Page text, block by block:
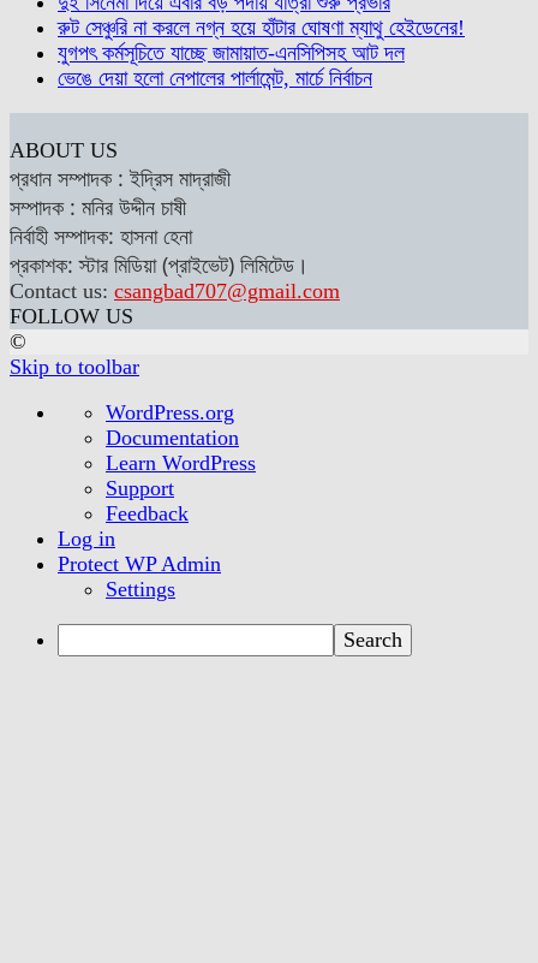
রুট সেঞ্চুরি না করলে নগ্ন হয়ে হাঁটার ঘোষণা ম্যাথু হেইডেনের!
যুগপৎ কর্মসূচিতে যাচ্ছে জামায়াত-এনসিপিসহ আট দল
ভেঙে দেয়া হলো নেপালের পার্লামেন্ট, মার্চে নির্বাচন
ABOUT US
প্রধান সম্পাদক : ইদ্রিস মাদ্রাজী
সম্পাদক : মনির উদ্দীন চাষী
নির্বাহী সম্পাদক: হাসনা হেনা
প্রকাশক: স্টার মিডিয়া (প্রাইভেট) লিমিটেড।
Contact us: csangbad707@gmail.com
FOLLOW US
©
Skip to toolbar
About
WordPress
WordPress.org
Documentation
Learn WordPress
Support
Feedback
Log in
Protect WP Admin
Settings
Search